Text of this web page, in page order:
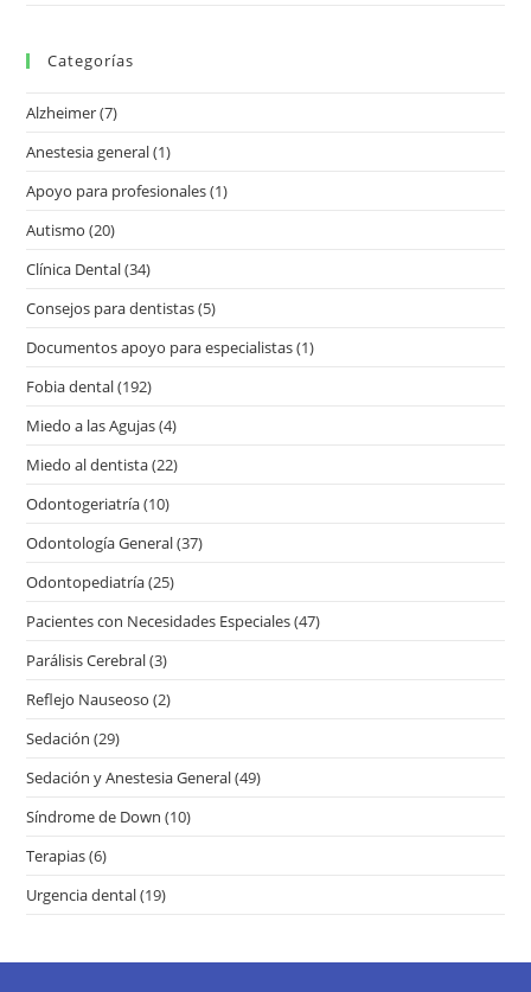
Categorías
Alzheimer(7)
Anestesia general(1)
Apoyo para profesionales(1)
Autismo (20)
Clínica Dental(34)
Consejos para dentistas(5)
Documentos apoyo para especialistas(1)
Fobia dental(192)
Miedo a las Agujas(4)
Miedo al dentista(22)
Odontogeriatría(10)
Odontología General(37)
Odontopediatría(25)
Pacientes con Necesidades Especiales(47)
Parálisis Cerebral(3)
Reflejo Nauseoso (2)
Sedación (29)
Sedación y Anestesia General(49)
Síndrome de Down (10)
Terapias(6)
Urgencia dental(19)